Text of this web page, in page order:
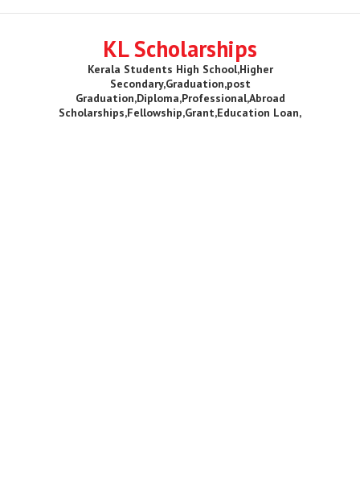
KL Scholarships
Kerala Students High School,Higher
Secondary,Graduation,post
Graduation,Diploma,Professional,Abroad
Scholarships,Fellowship,Grant,Education Loan,